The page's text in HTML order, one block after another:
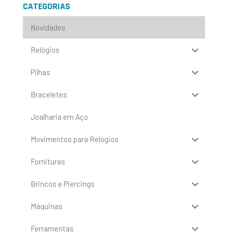
CATEGORIAS
Novidades
Relógios
Pilhas
Braceletes
Joalharia em Aço
Movimentos para Relógios
Fornituras
Brincos e Piercings
Máquinas
Ferramentas